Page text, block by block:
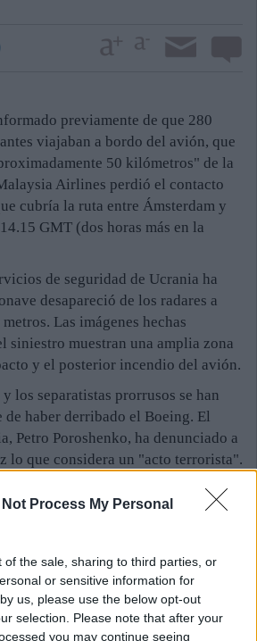
Not Process My Personal
of the sale, sharing to third parties, or
or sensitive information for
us, please use the below opt-out
selection. Please note that after your
you may continue seeing
previamente de que 280
viajaban a bordo del avión, que
50 kilómetros" de la
Airlines perdió el contacto
cubría la ruta entre Ámsterdam y
GMT (dos horas más en la
de seguridad de Ucrania ha
desapareció de los radares a
Las imágenes hechas
siniestro muestran una amplia zona
y el posterior incendio del avión.
los separatistas prorrusos se han
de haber derribado el Boeing. El
Petro Poroshenko, ha denunciado a
lo que considera un "acto terrorista".